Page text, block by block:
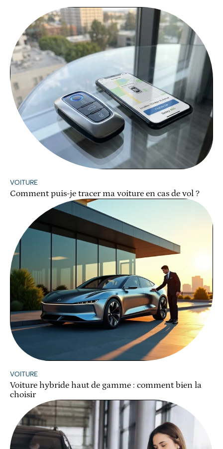
VOITURE
Comment puis-je tracer ma voiture en cas de vol ?
VOITURE
Voiture hybride haut de gamme : comment bien la
choisir